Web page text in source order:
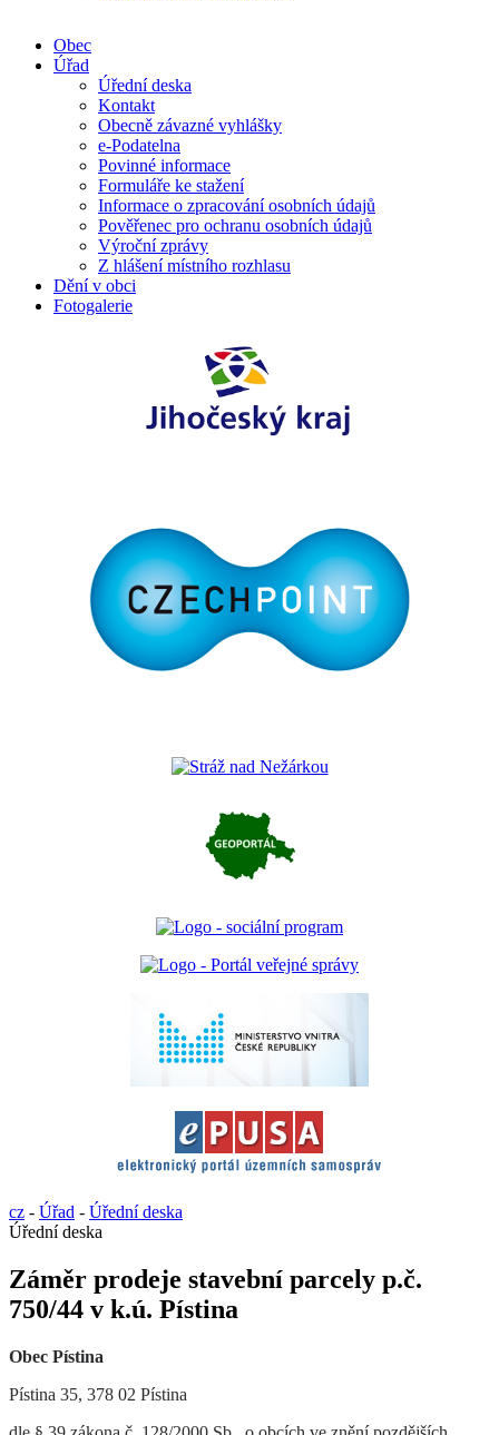
Obec
Úřad
Úřední deska
Kontakt
Obecně závazné vyhlášky
e-Podatelna
Povinné informace
Formuláře ke stažení
Informace o zpracování osobních údajů
Pověřenec pro ochranu osobních údajů
Výroční zprávy
Z hlášení místního rozhlasu
Dění v obci
Fotogalerie
cz - Úřad - Úřední deska
Úřední deska
Záměr prodeje stavební parcely p.č.
750/44 v k.ú. Pístina
Obec Pístina
Pístina 35, 378 02 Pístina